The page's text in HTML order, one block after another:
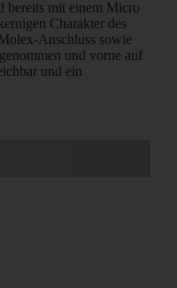
bereits mit einem Micro
Charakter des
Anschluss sowie
und vorne auf
und ein